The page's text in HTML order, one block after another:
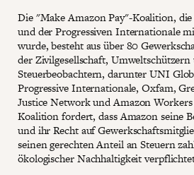
Die "Make Amazon Pay"-Koalition,
und der Progressiven Internationale
wurde, besteht aus über 80
der Zivilgesellschaft, Umweltschützern
Steuerbeobachtern, darunter UNI
Progressive Internationale, Oxfam,
Justice Network und Amazon
Koalition fordert, dass Amazon seine
und ihr Recht auf
seinen gerechten Anteil an Steuern
ökologischer Nachhaltigkeit